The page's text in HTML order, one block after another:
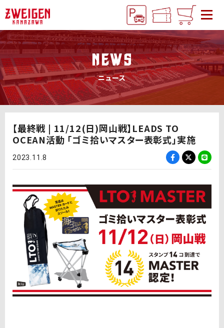
NEWS
ニュース
【最終戦 | 11/12(日)岡山戦】LEADS TO
OCEAN活動 「ゴミ拾いマスター表彰式」実施
2023.11.8